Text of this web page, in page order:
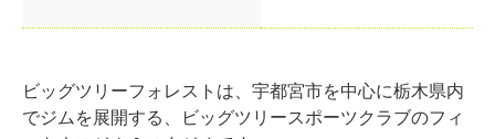
ビッグツリーフォレストは、宇都宮市を中心に栃木県内
でジムを展開する、ビッグツリースポーツクラブのフィ